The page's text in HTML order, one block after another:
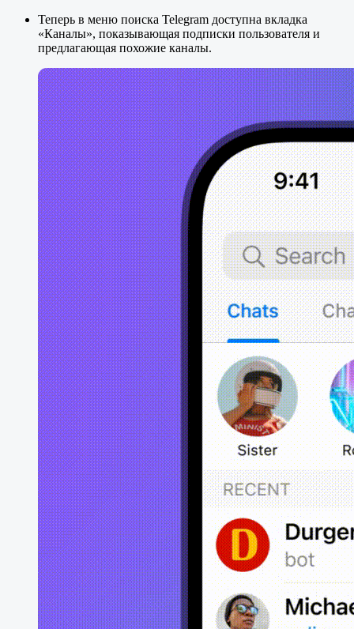
Теперь в меню поиска Telegram доступна вкладка
«Каналы», показывающая подписки пользователя и
предлагающая похожие каналы.